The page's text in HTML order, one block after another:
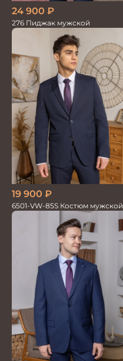
24 900 ₽
276 Пиджак мужской
19 900 ₽
6501-VW-85S Костюм мужской
двойка